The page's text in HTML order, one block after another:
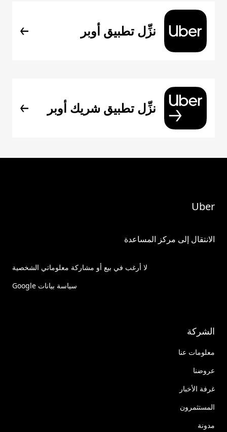
نزِّل تطبيق أوبر
نزِّل تطبيق شريك أوبر
Uber
الانتقال إلى مركز المساعدة
لا أرغب في بيع أو مشاركة معلوماتي الشخصية
سياسة بيانات Google
الشركة
معلومات عنا
عروضنا
غرفة الأخبار
المستثمرون
مدونة